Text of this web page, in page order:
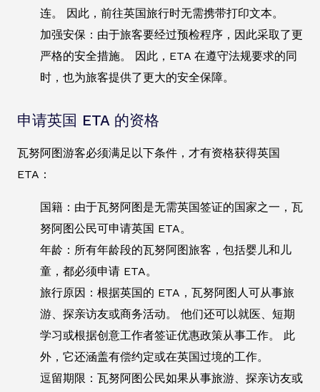
连。 因此，前往英国旅行时无需携带打印文本。
加强安保：由于旅客要经过预检程序，因此采取了更
严格的安全措施。 因此，ETA 在遵守法规要求的同
时，也为旅客提供了更大的安全保障。
申请英国 ETA 的资格
瓦努阿图游客必须满足以下条件，才有资格获得英国
ETA：
国籍：由于瓦努阿图是无需英国签证的国家之一，瓦
努阿图公民可申请英国 ETA。
年龄：所有年龄段的瓦努阿图旅客，包括婴儿和儿
童，都必须申请 ETA。
旅行原因：根据英国的 ETA，瓦努阿图人可从事旅
游、探亲访友或商务活动。 他们还可以就医、短期
学习或根据创意工作者签证优惠政策从事工作。 此
外，它还涵盖有偿约定或在英国过境的工作。
逗留期限：瓦努阿图公民如果从事旅游、探亲访友或